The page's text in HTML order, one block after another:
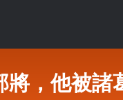
將，他被諸